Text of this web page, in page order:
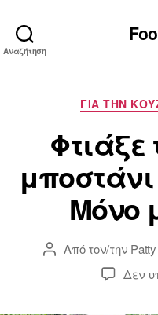
Αναζήτηση
ΓΙΑ ΤΗΝ
Φτιάξε
Μόνο
Συντάκτης
Από τον/την
Δεν